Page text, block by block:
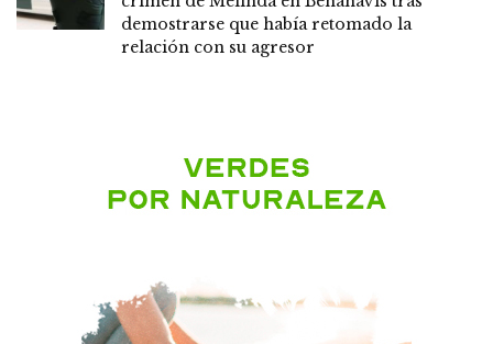
demostrarse que había retomado la
relación con su agresor